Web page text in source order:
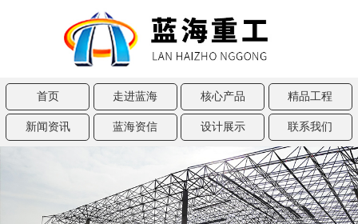
首页 走进蓝海 核心产品 精品工程
新闻资讯 蓝海资信 设计展示 联系我们